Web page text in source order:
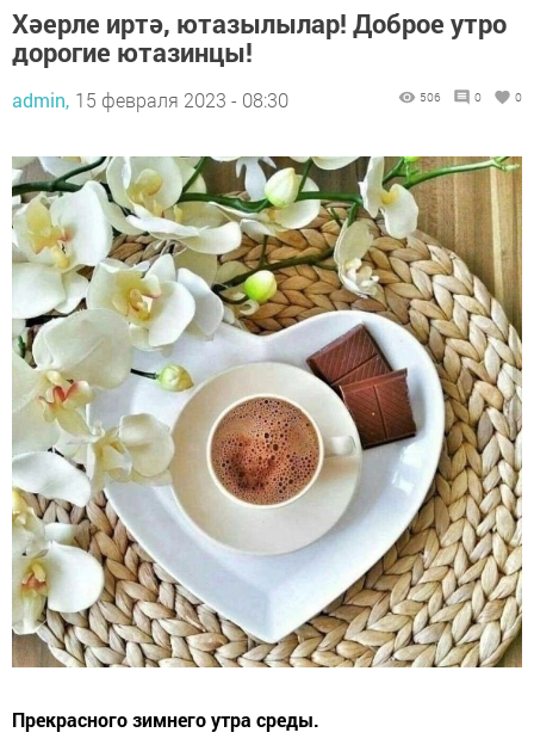
Хәерле иртә, ютазылылар! Доброе утро
дорогие ютазинцы!
admin, 15 февраля 2023 - 08:30 506 0 0
Прекрасного зимнего утра среды.